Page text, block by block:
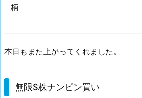
無
ナ
ン
柄
本日もまた上がってくれました。
無限S株ナンピン買い